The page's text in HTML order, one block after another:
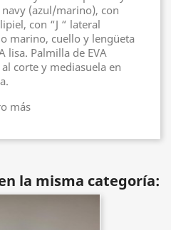
(azul/marino), con
con “J “ lateral
marino, cuello y lengüeta
lisa. Palmilla de EVA
corte y mediasuela en
más
la misma categoría: